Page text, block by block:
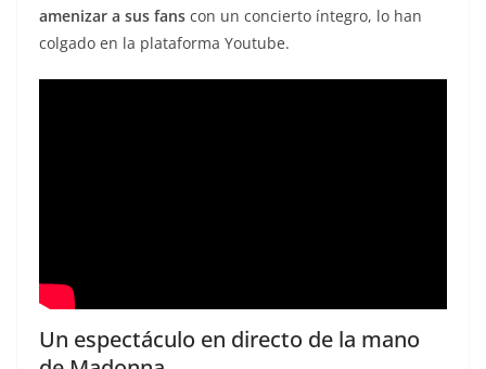
amenizar a sus fans con un concierto íntegro, lo han
colgado en la plataforma Youtube.
Un espectáculo en directo de la mano